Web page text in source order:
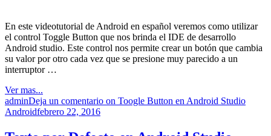
En este videotutorial de Android en español veremos como utilizar
el control Toggle Button que nos brinda el IDE de desarrollo
Android studio. Este control nos permite crear un botón que cambia
su valor por otro cada vez que se presione muy parecido a un
interruptor …
Ver mas...
adminDeja un comentario on Toogle Button en Android Studio
Androidfebrero 22, 2016